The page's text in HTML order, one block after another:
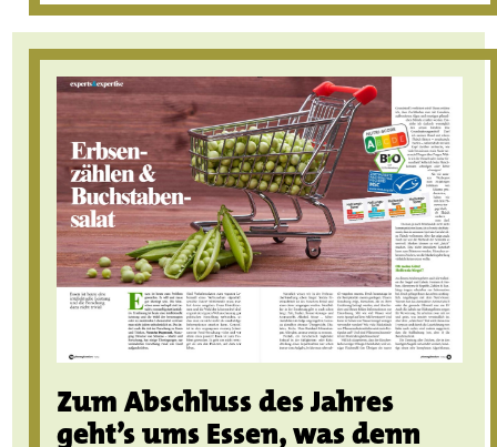
Zum Abschluss des Jahres
geht’s ums Essen, was denn